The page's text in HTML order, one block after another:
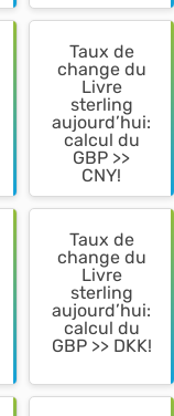
Taux de
change du
Livre
sterling
aujourd’hui:
calcul du
GBP >>
CNY!
Taux de
change du
Livre
sterling
aujourd’hui:
calcul du
GBP >> DKK!